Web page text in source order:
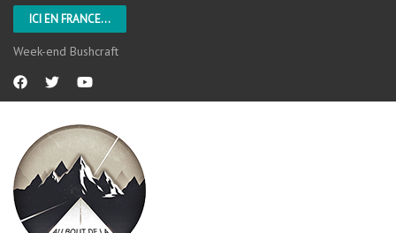
ICI EN FRANCE...
Week-end Bushcraft